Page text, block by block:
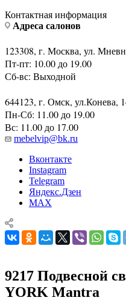
Контактная информация
Адреса салонов
123308, г. Москва, ул.
Пт-пт: 10.00 до 19.00
Сб-вс: Выходной
644123, г. Омск, ул.Конева,
Пн-Сб: 11.00 до 19.00
Вс: 11.00 до 17.00
mebelvip@bk.ru
Вконтакте
Instagram
Telegram
Яндекс.Дзен
MAX
9217 Подвесной
YORK Mantra